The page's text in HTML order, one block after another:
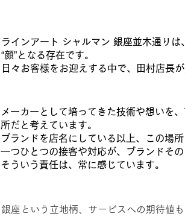
ラインアート シャルマン 銀座並木通り
“顔”となる存在です。
日々お客様をお迎えする中で、田村店長
メーカーとして培ってきた技術や想いを
所だと考えています。
ブランドを店名にしている以上、この場
一つひとつの接客や対応が、ブランドそ
そういう責任は、常に感じています。
銀座という立地柄、サービスへの期待値